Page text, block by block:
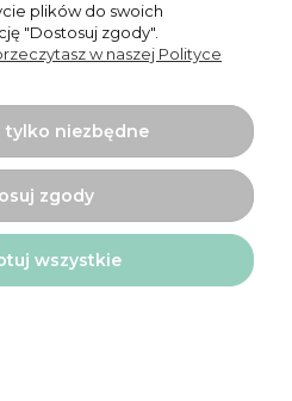
Ecommercy.pl
wersję strony
Shoper.pl
plików do swoich
"Dostosuj zgody".
w naszej Polityce
tylko niezbędne
zgody
wszystkie